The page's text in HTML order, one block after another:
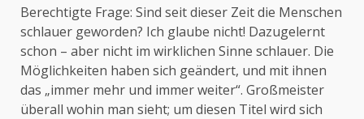
Berechtigte Frage: Sind seit dieser Zeit die Menschen
schlauer geworden? Ich glaube nicht! Dazugelernt
schon – aber nicht im wirklichen Sinne schlauer. Die
Möglichkeiten haben sich geändert, und mit ihnen
das „immer mehr und immer weiter“. Großmeister
überall wohin man sieht; um diesen Titel wird sich